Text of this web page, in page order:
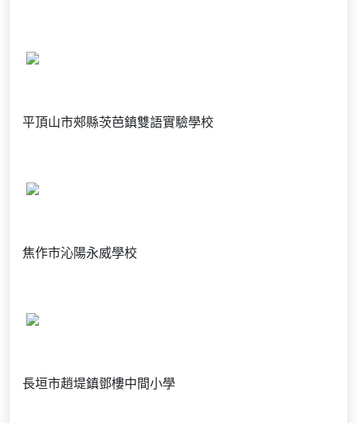
平頂山市郟縣茨芭鎮雙語實驗學校
焦作市沁陽永威學校
長垣市趙堤鎮鄧樓中間小學